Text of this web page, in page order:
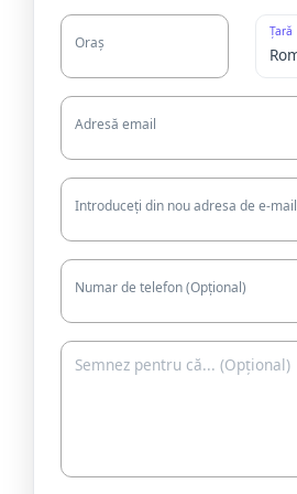
Oraș
Țară
Adresă email
Introduceți din nou adresa de e-mail
Numar de telefon (Opțional)